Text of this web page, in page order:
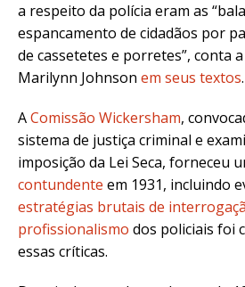
a respeito da polícia eram as
espancamento de cidadãos por
de cassetetes e porretes”, conta
Marilynn Johnson em seus textos.
AComissão Wickersham,
sistema de justiça criminal e
imposição da Lei Seca, forneceu
contundente em 1931, incluindo
estratégias brutais de
profissionalismo dos policiais foi
essas críticas.